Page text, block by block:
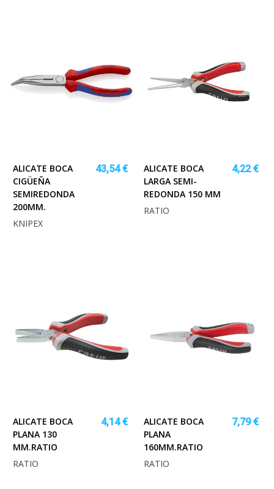
ALICATE BOCA
CIGÜEÑA
SEMIREDONDA
200MM.
43,54 €
KNIPEX
ALICATE BOCA
LARGA SEMI-
REDONDA 150 MM
4,22 €
RATIO
ALICATE BOCA
PLANA 130
MM.RATIO
4,14 €
RATIO
ALICATE BOCA
PLANA
160MM.RATIO
7,79 €
RATIO